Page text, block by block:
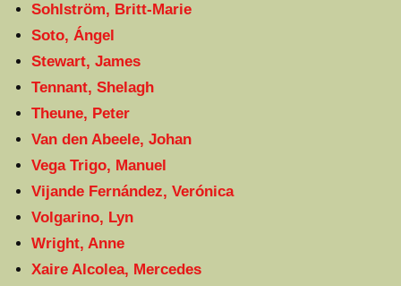
Sohlström, Britt-Marie
Soto, Ángel
Stewart, James
Tennant, Shelagh
Theune, Peter
Van den Abeele, Johan
Vega Trigo, Manuel
Vijande Fernández, Verónica
Volgarino, Lyn
Wright, Anne
Xaire Alcolea, Mercedes